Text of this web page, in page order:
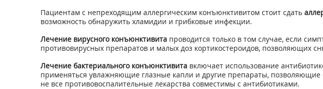
Пациентам с непреходящим аллергическим конъюнктивитом стоит сдать
возможность обнаружить хламидии и грибковые инфекции.
Лечение вирусного конъюнктивитапроводится только в том случае, если
противовирусных препаратов и малых доз кортикостероидов, позволяющих
Лечение бактериального конъюнктивитавключает использование
применяться увлажняющие глазные капли и другие препараты, позволяющие
не все противовоспалительные лекарства совместимы с антибиотиками.